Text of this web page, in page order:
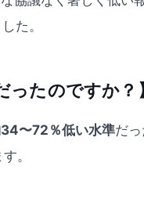
た。
たのですか？】
〜72％低い水準だ
。